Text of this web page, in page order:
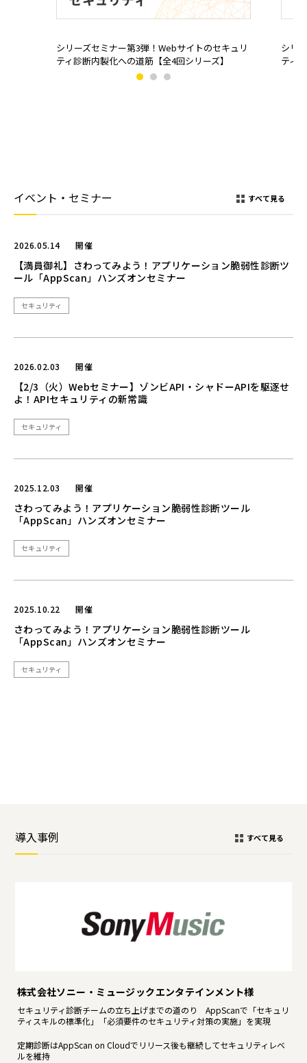
シリーズセミナー第3弾！Webサイトのセキュリ
ティ診断内製化への道筋【全4回シリーズ】
シリ
ティ
イベント・セミナー
2026.05.14 開催
【満員御礼】さわってみよう！アプリケーション脆弱性診断ツ
ール「AppScan」ハンズオンセミナー
セキュリティ
2026.02.03 開催
【2/3（火）Webセミナー】ゾンビAPI・シャドーAPIを駆逐せ
よ！APIセキュリティの新常識
セキュリティ
2025.12.03 開催
さわってみよう！アプリケーション脆弱性診断ツール
「AppScan」ハンズオンセミナー
セキュリティ
2025.10.22 開催
さわってみよう！アプリケーション脆弱性診断ツール
「AppScan」ハンズオンセミナー
セキュリティ
すべて見る
導入事例
株式会社ソニー・ミュージックエンタテインメント様
セキュリティ診断チームの立ち上げまでの道のり AppScanで「セキュリ
ティスキルの標準化」「必須要件のセキュリティ対策の実施」を実現
定期診断はAppScan on Cloudでリリース後も継続してセキュリティレベ
ルを維持
すべて見る